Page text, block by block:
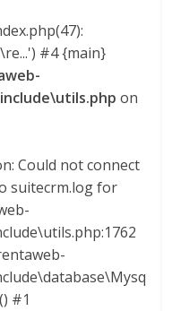
#4 {main}
on
Could not connect
suitecrm.log for
#1